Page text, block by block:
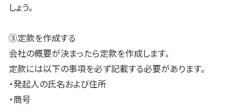
しょう。
③定款を作成する
会社の概要が決まったら定款を作成します。
定款には以下の事項を必ず記載する必要があります。
・発起人の氏名および住所
・商号